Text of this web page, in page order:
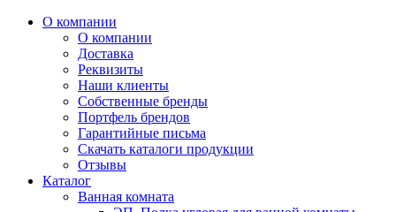
О компании
О компании
Доставка
Реквизиты
Наши клиенты
Собственные бренды
Портфель брендов
Гарантийные письма
Скачать каталоги продукции
Отзывы
Каталог
Ванная комната